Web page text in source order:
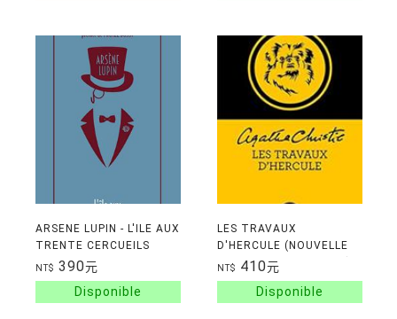
ARSENE LUPIN - L'ILE AUX
TRENTE CERCUEILS
NT$ 390元
LES TRAVAUX
D'HERCULE (NOUVELLE
TRADUCTION REVISEE)
NT$ 410元